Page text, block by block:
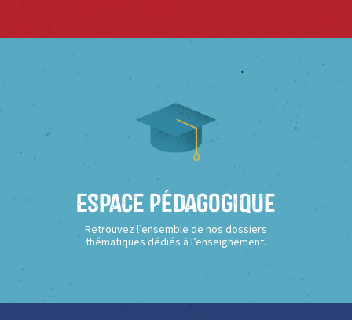
Espace Pédagogique
Retrouvez l’ensemble de nos dossiers
thématiques dédiés à l’enseignement.